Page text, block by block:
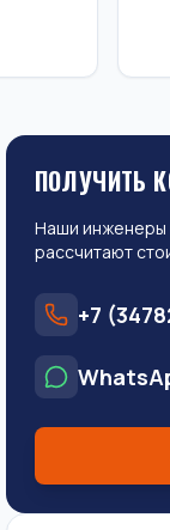
ПОЛУЧИТЬ
Наши инженеры
рассчитают
+7